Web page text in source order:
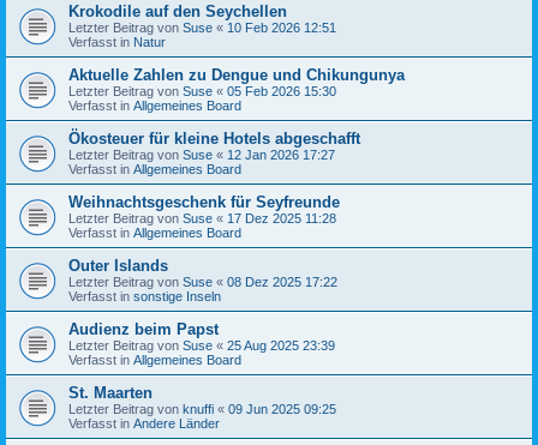
Krokodile auf den Seychellen
Letzter Beitrag von Suse « 10 Feb 2026 12:51
Verfasst in Natur
Aktuelle Zahlen zu Dengue und Chikungunya
Letzter Beitrag von Suse « 05 Feb 2026 15:30
Verfasst in Allgemeines Board
Ökosteuer für kleine Hotels abgeschafft
Letzter Beitrag von Suse « 12 Jan 2026 17:27
Verfasst in Allgemeines Board
Weihnachtsgeschenk für Seyfreunde
Letzter Beitrag von Suse « 17 Dez 2025 11:28
Verfasst in Allgemeines Board
Outer Islands
Letzter Beitrag von Suse « 08 Dez 2025 17:22
Verfasst in sonstige Inseln
Audienz beim Papst
Letzter Beitrag von Suse « 25 Aug 2025 23:39
Verfasst in Allgemeines Board
St. Maarten
Letzter Beitrag von knuffi « 09 Jun 2025 09:25
Verfasst in Andere Länder